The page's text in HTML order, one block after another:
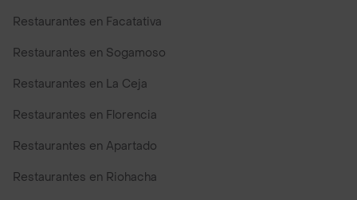
Restaurantes en Facatativa
Restaurantes en Sogamoso
Restaurantes en La Ceja
Restaurantes en Florencia
Restaurantes en Apartado
Restaurantes en Riohacha